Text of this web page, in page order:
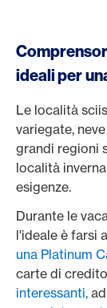
ideali per
Le località
variegate,
grandi regioni
località
esigenze.
Durante le
l'ideale è farsi
una Platinum
carte di
interessanti,